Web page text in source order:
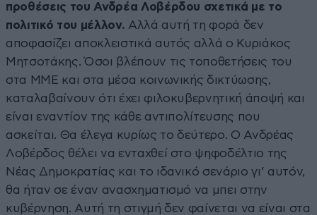
προθέσεις του Ανδρέα Λοβέρδου σχετικά με το
πολιτικό του μέλλον. Αλλά αυτή τη φορά δεν
αποφασίζει αποκλειστικά αυτός αλλά ο Κυριάκος
Μητσοτάκης. Όσοι βλέπουν τις τοποθετήσεις του
στα ΜΜΕ και στα μέσα κοινωνικής δικτύωσης,
καταλαβαίνουν ότι έχει φιλοκυβερνητική άποψή και
είναι εναντίον της κάθε αντιπολίτευσης που
ασκείται. Θα έλεγα κυρίως το δεύτερο. Ο Ανδρέας
Λοβέρδος θέλει να ενταχθεί στο ψηφοδέλτιο της
Νέας Δημοκρατίας και το ιδανικό σενάριο γι’ αυτόν,
θα ήταν σε έναν ανασχηματισμό να μπει στην
κυβέρνηση. Αυτή τη στιγμή δεν φαίνεται να είναι στα